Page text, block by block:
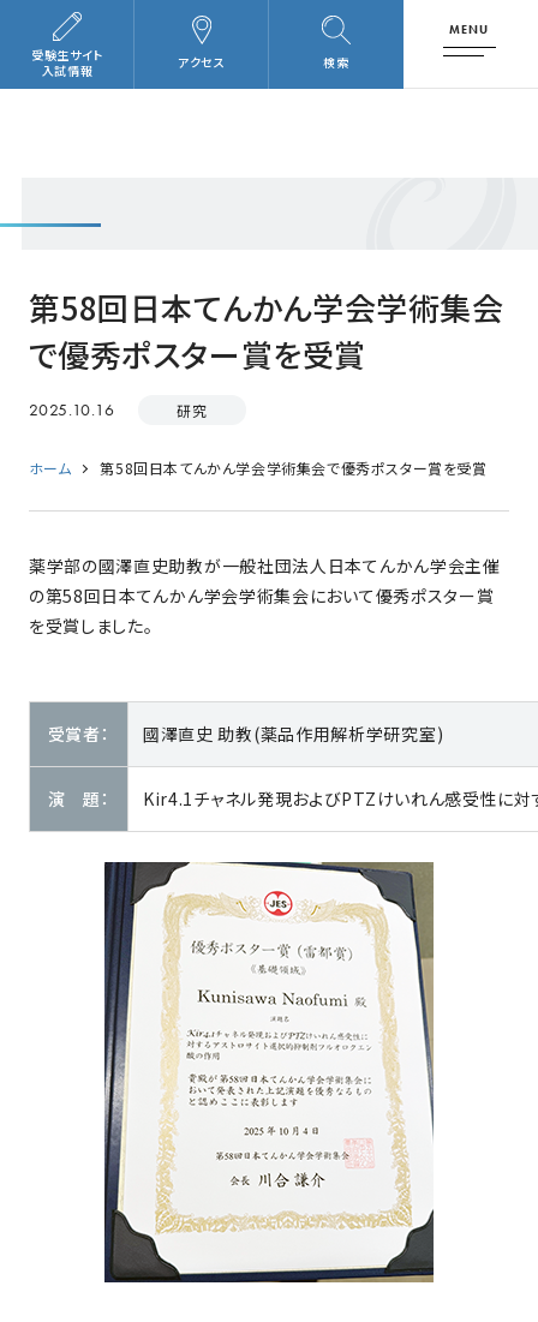
検索
アクセス
受験生サイト
入試情報
MENU
第58回日本てんかん学会学術集会
で優秀ポスター賞を受賞
2025.10.16 研究
ホーム 第58回日本てんかん学会学術集会で優秀ポスター賞を受賞
薬学部の國澤直史助教が一般社団法人日本てんかん学会主催
の第58回日本てんかん学会学術集会において優秀ポスター賞
を受賞しました。
受賞者： 國澤直史 助教(薬品作用解析学研究室)
演 題： Kir4.1チャネル発現およびPTZけいれん感受性に対